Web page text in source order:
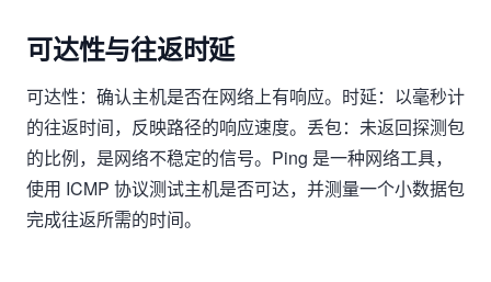
可达性与往返时延
可达性：确认主机是否在网络上有响应。时延：以毫秒计
的往返时间，反映路径的响应速度。丢包：未返回探测包
的比例，是网络不稳定的信号。Ping 是一种网络工具，
使用 ICMP 协议测试主机是否可达，并测量一个小数据包
完成往返所需的时间。